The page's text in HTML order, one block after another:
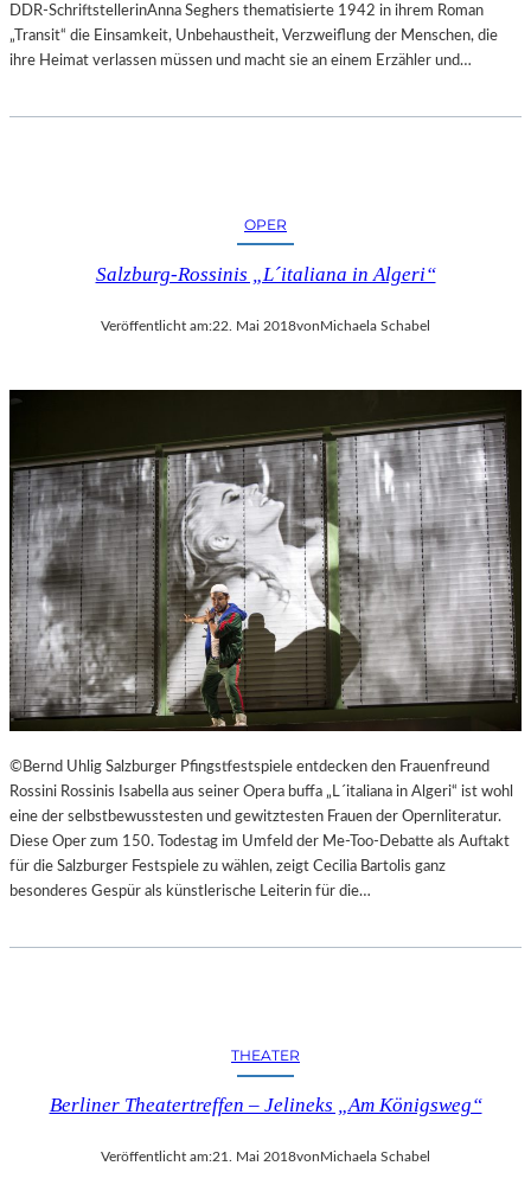
DDR-SchriftstellerinAnna Seghers thematisierte 1942 in ihrem Roman
„Transit“ die Einsamkeit, Unbehaustheit, Verzweiflung der Menschen, die
ihre Heimat verlassen müssen und macht sie an einem Erzähler und…
OPER
Salzburg-Rossinis „L´italiana in Algeri“
Veröffentlicht am:22. Mai 2018vonMichaela Schabel
©Bernd Uhlig Salzburger Pfingstfestspiele entdecken den Frauenfreund
Rossini Rossinis Isabella aus seiner Opera buffa „L´italiana in Algeri“ ist wohl
eine der selbstbewusstesten und gewitztesten Frauen der Opernliteratur.
Diese Oper zum 150. Todestag im Umfeld der Me-Too-Debatte als Auftakt
für die Salzburger Festspiele zu wählen, zeigt Cecilia Bartolis ganz
besonderes Gespür als künstlerische Leiterin für die…
THEATER
Berliner Theatertreffen – Jelineks „Am Königsweg“
Veröffentlicht am:21. Mai 2018vonMichaela Schabel